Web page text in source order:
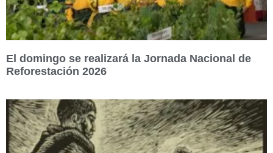
El domingo se realizará la Jornada Nacional de
Reforestación 2026